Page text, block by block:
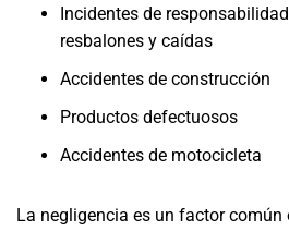
Incidentes de
resbalones y caídas
Accidentes de construcción
Productos defectuosos
Accidentes de motocicleta
La negligencia es un factor común